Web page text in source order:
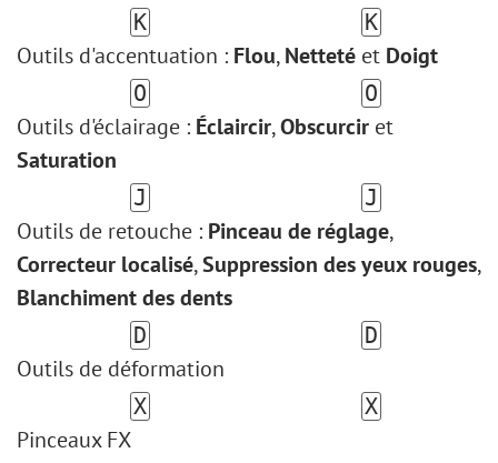
K K
Outils d'accentuation : Flou,Netteté et Doigt
O O
Outils d'éclairage : Éclaircir,Obscurcir et
Saturation
J J
Outils de retouche : Pinceau de réglage,
Correcteur localisé,Suppression des yeux rouges,
Blanchiment des dents
D D
Outils de déformation
X X
Pinceaux FX